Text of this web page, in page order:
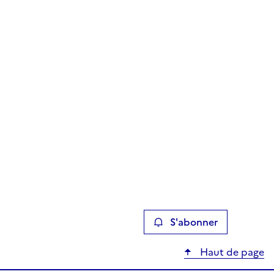
S'abonner
Haut de page